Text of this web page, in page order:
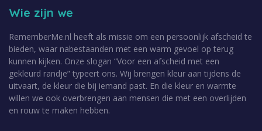
Wie zijn we
RememberMe.nl heeft als missie om een persoonlijk afscheid te
bieden, waar nabestaanden met een warm gevoel op terug
kunnen kijken. Onze slogan “Voor een afscheid met een
gekleurd randje” typeert ons. Wij brengen kleur aan tijdens de
uitvaart, de kleur die bij iemand past. En die kleur en warmte
willen we ook overbrengen aan mensen die met een overlijden
en rouw te maken hebben.